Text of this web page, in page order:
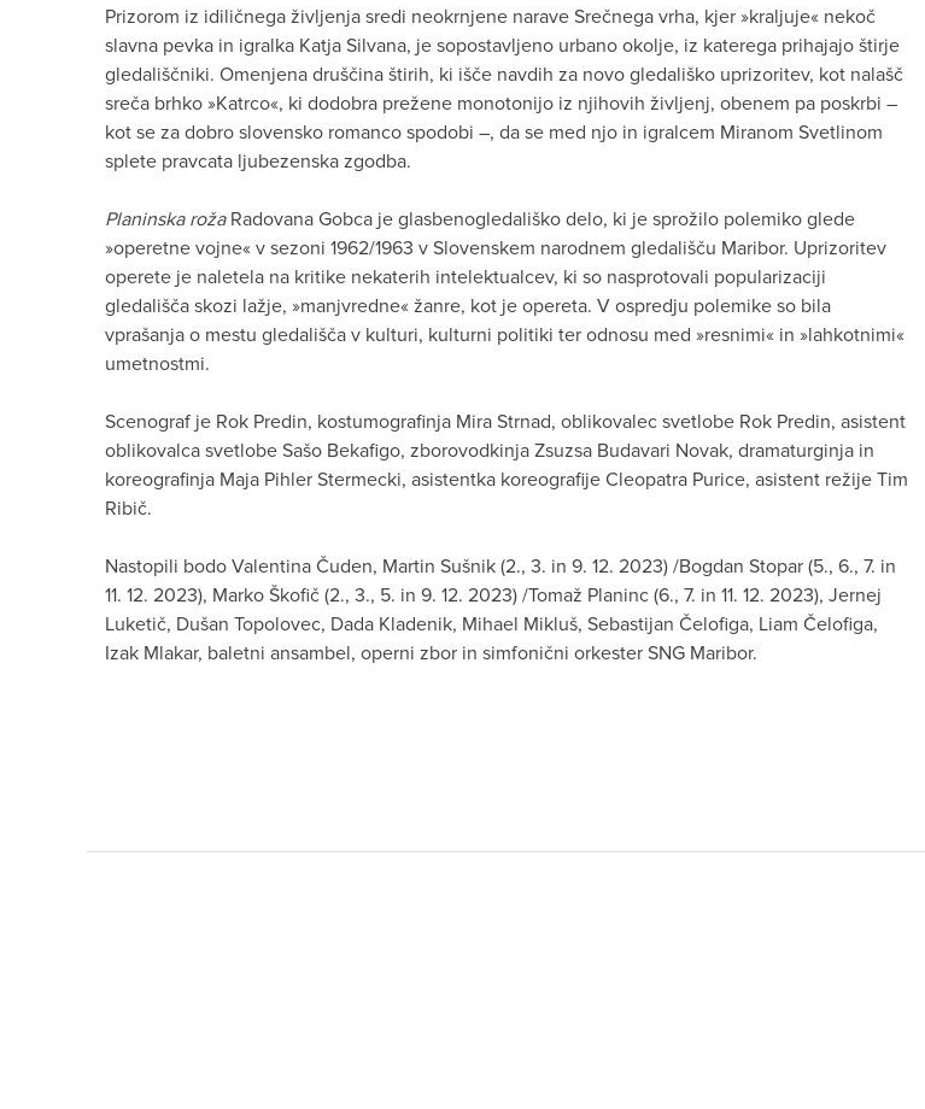
Prizorom iz idiličnega življenja sredi neokrnjene narave Srečnega vrha, kjer »kraljuje« nekoč
slavna pevka in igralka Katja Silvana, je sopostavljeno urbano okolje, iz katerega prihajajo štirje
gledališčniki. Omenjena druščina štirih, ki išče navdih za novo gledališko uprizoritev, kot nalašč
sreča brhko »Katrco«, ki dodobra prežene monotonijo iz njihovih življenj, obenem pa poskrbi –
kot se za dobro slovensko romanco spodobi –, da se med njo in igralcem Miranom Svetlinom
splete pravcata ljubezenska zgodba.
Planinska rožaRadovana Gobca je glasbenogledališko delo, ki je sprožilo polemiko glede
»operetne vojne« v sezoni 1962/1963 v Slovenskem narodnem gledališču Maribor. Uprizoritev
operete je naletela na kritike nekaterih intelektualcev, ki so nasprotovali popularizaciji
gledališča skozi lažje, »manjvredne« žanre, kot je opereta. V ospredju polemike so bila
vprašanja o mestu gledališča v kulturi, kulturni politiki ter odnosu med »resnimi« in »lahkotnimi«
umetnostmi.
Scenograf je Rok Predin, kostumografinja Mira Strnad, oblikovalec svetlobe Rok Predin, asistent
oblikovalca svetlobe Sašo Bekafigo, zborovodkinja Zsuzsa Budavari Novak, dramaturginja in
koreografinja Maja Pihler Stermecki, asistentka koreografije Cleopatra Purice, asistent režije Tim
Ribič.
Nastopili bodo Valentina Čuden, Martin Sušnik (2., 3. in 9. 12. 2023) /Bogdan Stopar (5., 6., 7. in
11. 12. 2023), Marko Škofič (2., 3., 5. in 9. 12. 2023) /Tomaž Planinc (6., 7. in 11. 12. 2023), Jernej
Luketič, Dušan Topolovec, Dada Kladenik, Mihael Mikluš, Sebastijan Čelofiga, Liam Čelofiga,
Izak Mlakar, baletni ansambel, operni zbor in simfonični orkester SNG Maribor.